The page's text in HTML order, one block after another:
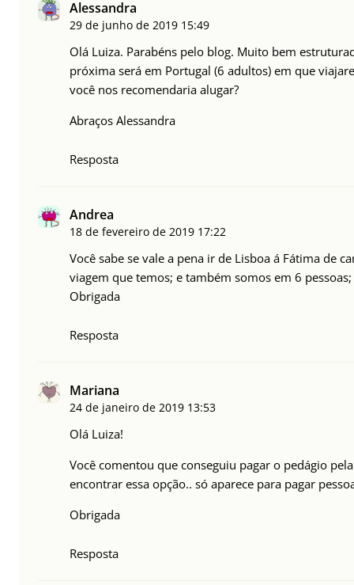
Alessandra
29 de junho de 2019 15:49
Olá Luiza. Parabéns pelo blog. Muito bem
próxima será em Portugal (6 adultos) em que
você nos recomendaria alugar?
Abraços Alessandra
Resposta
Andrea
18 de fevereiro de 2019 17:22
Você sabe se vale a pena ir de Lisboa á Fátima de
viagem que temos; e também somos em 6 pessoas;
Obrigada
Resposta
Mariana
24 de janeiro de 2019 13:53
Olá Luiza!
Você comentou que conseguiu pagar o pedágio
encontrar essa opção.. só aparece para pagar
Obrigada
Resposta